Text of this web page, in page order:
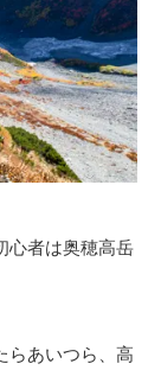
心者は奥穂高岳
らあいつら、高